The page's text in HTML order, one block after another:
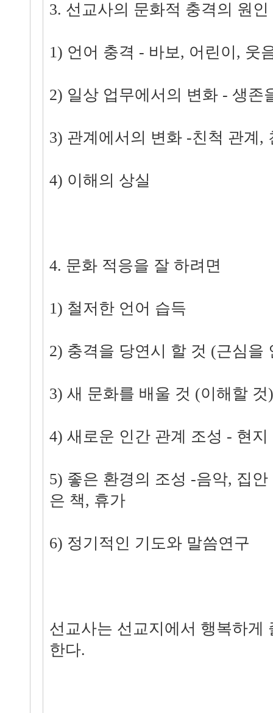
3. 선교사의 문화적 충격의 원
1) 언어 충격 - 바보, 어린이, 웃
2) 일상 업무에서의 변화 - 생존
3) 관계에서의 변화 -친척 관계,
4) 이해의 상실
4. 문화 적응을 잘 하려면
1) 철저한 언어 습득
2) 충격을 당연시 할 것 (근심을
3) 새 문화를 배울 것 (이해할 것)
4) 새로운 인간 관계 조성 - 현
5) 좋은 환경의 조성 -음악, 집
은 책, 휴가
6) 정기적인 기도와 말씀연구
선교사는 선교지에서 행복하게
한다.